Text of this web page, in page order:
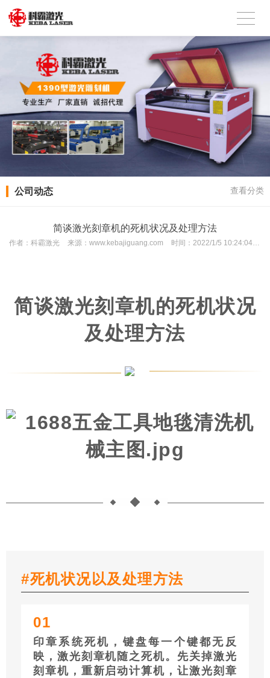
公司动态 查看分类
简谈激光刻章机的死机状况及处理方法
作者： 科霸激光 来源： www.kebajiguang.com 时间： 2022/1/5 10:24:04
简谈激光刻章机的死机状况
及处理方法
#死机状况以及处理方法
01
印章系统死机，键盘每一个键都无反
映，激光刻章机随之死机。先关掉激光
刻章机，重新启动计算机，让激光刻章